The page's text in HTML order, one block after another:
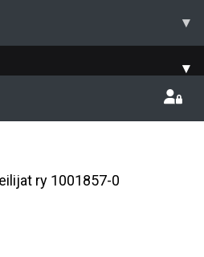
▾
▾
ry 1001857-0